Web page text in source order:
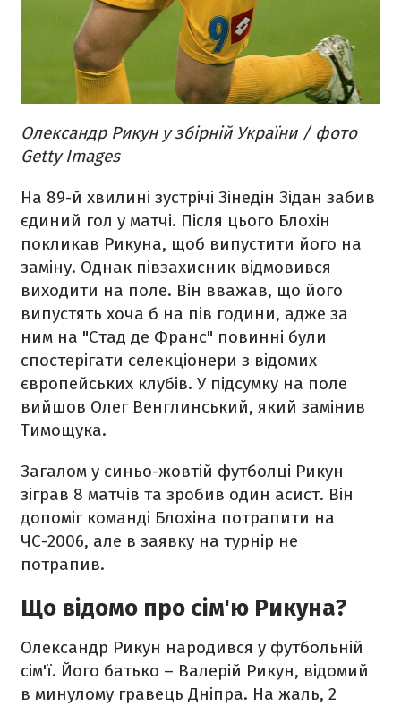
Олександр Рикун у збірній України / фото
Getty Images
На 89-й хвилині зустрічі Зінедін Зідан забив
єдиний гол у матчі. Після цього Блохін
покликав Рикуна, щоб випустити його на
заміну. Однак півзахисник відмовився
виходити на поле. Він вважав, що його
випустять хоча б на пів години, адже за
ним на "Стад де Франс" повинні були
спостерігати селекціонери з відомих
європейських клубів. У підсумку на поле
вийшов Олег Венглинський, який замінив
Тимощука.
Загалом у синьо-жовтій футболці Рикун
зіграв 8 матчів та зробив один асист. Він
допоміг команді Блохіна потрапити на
ЧС-2006, але в заявку на турнір не
потрапив.
Що відомо про сім'ю Рикуна?
Олександр Рикун народився у футбольній
сім'ї. Його батько – Валерій Рикун, відомий
в минулому гравець Дніпра. На жаль, 2